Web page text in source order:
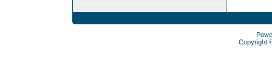
Copyright